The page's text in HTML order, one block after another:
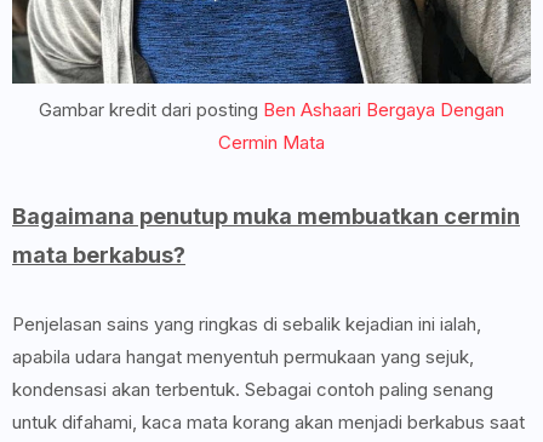
Gambar kredit dari posting Ben Ashaari Bergaya Dengan
Cermin Mata
Bagaimana penutup muka membuatkan cermin
mata berkabus?
Penjelasan sains yang ringkas di sebalik kejadian ini ialah,
apabila udara hangat menyentuh permukaan yang sejuk,
kondensasi akan terbentuk. Sebagai contoh paling senang
untuk difahami, kaca mata korang akan menjadi berkabus saat